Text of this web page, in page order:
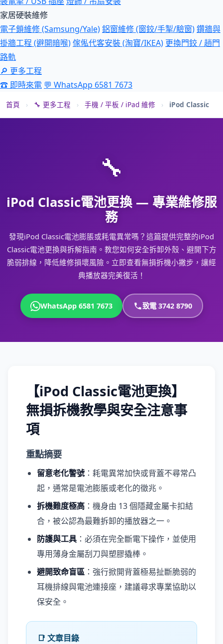
家居硬裝維修
電子鎖維修 (Samsung/Yale)鋁窗維修 (窗鉸/手掣/驗窗)鑽牆與
掛牆工程 (避開暗喉)傢俬代客安裝 (淘寶/IKEA) 更換門鉸 / 趟門
路軌
🔎 更多工程
☎ 即時來電 💬 WhatsApp 6581 7673
首頁 › 🔧 更多工程 › 手機 / 平板 / iPad 維修 › iPod Classic
🔧
iPod Classic電池更換 — 專業維修服
務
發現iPod Classic電池膨脹或耗電異常嗎？這篇提供完整的iPod
Classic電池更換與拆解指南。教您如何安全拆卸外殼、避開下方
脆弱排線，降低維修損壞風險。立即查看無損拆機小撇步，讓經
典播放器完美復活！
WhatsApp 6581 7673 致電 3742 8790
【iPod Classic電池更換】
無損拆機教學與安全注意事
項
重點摘要
留意老化警號：耗電異常加快或背蓋不尋常凸
起，通常是電池膨脹或老化的徵兆。
拆機難度極高 ：機身由 13 個隱藏金屬卡扣結
合，被公認為最難拆卸的播放器之一。
防護與工具 ：必須在完全斷電下操作，並使用
專用薄身金屬刮刀與塑膠撬棒。
避開致命盲區 ：強行掀開背蓋極易扯斷脆弱的
耳機排線與電池連接座，建議尋求專業協助以
保安全。
📑 文章目錄